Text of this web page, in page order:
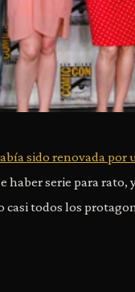
sido renovada por
serie para
casi todos los